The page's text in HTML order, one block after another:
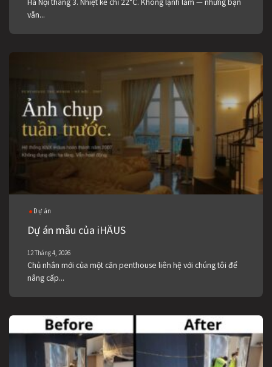
12 Tháng 4, 2026
vẫn...
Dự án
Dự án mẫu của iHÄUS
12 Tháng 4, 2026
Chủ nhân mới của một căn penthouse liên hệ với chúng tôi để
nâng cấp...